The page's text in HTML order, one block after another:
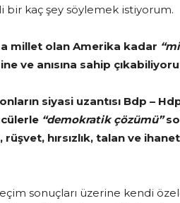
bir kaç şey söylemek istiyorum.
millet olan Amerika kadar
ve anısına sahip
siyasi uzantısı Bdp –
“demokratik çözümü”
hırsızlık, talan ve
sonuçları üzerine kendi